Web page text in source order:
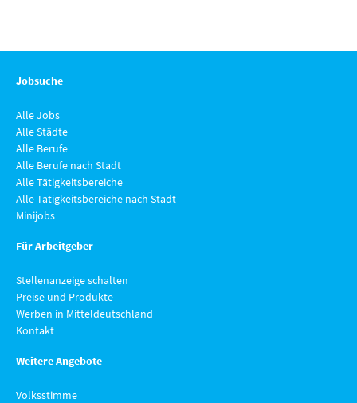
Jobsuche
Alle Jobs
Alle Städte
Alle Berufe
Alle Berufe nach Stadt
Alle Tätigkeitsbereiche
Alle Tätigkeitsbereiche nach Stadt
Minijobs
Für Arbeitgeber
Stellenanzeige schalten
Preise und Produkte
Werben in Mitteldeutschland
Kontakt
Weitere Angebote
Volksstimme